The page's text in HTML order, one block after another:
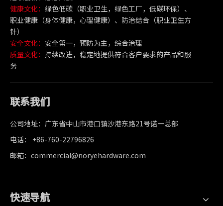
健康文化： 绿色低碳（职业卫生，绿色工厂，低碳环保）、
职业健康（身体健康，心理健康）、防治结合（职业卫生方
针）
安全文化： 安全第一，预防为主，综合治理
质量文化： 持续改进，稳定地提供符合客户要求的产品和服
务
联系我们
公司地址：广东省中山市港口镇沙港东路21号诺一总部
电话： +86-760-22796826
邮箱：commercial@noryehardware.com
快速导航